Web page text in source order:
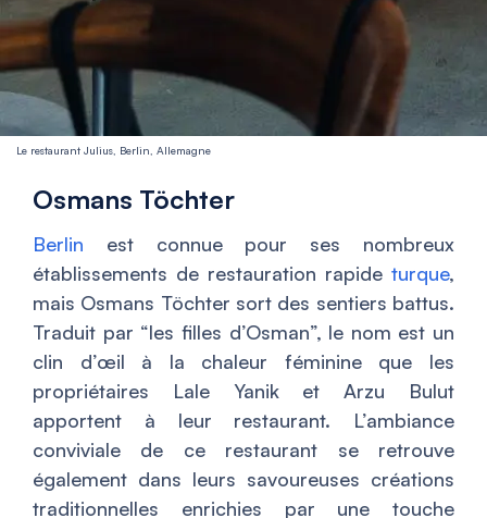
Le restaurant Julius, Berlin, Allemagne
Osmans Töchter
Berlin est connue pour ses nombreux
établissements de restauration rapide turque,
mais Osmans Töchter sort des sentiers battus.
Traduit par “les filles d’Osman”, le nom est un
clin d’œil à la chaleur féminine que les
propriétaires Lale Yanik et Arzu Bulut
apportent à leur restaurant. L’ambiance
conviviale de ce restaurant se retrouve
également dans leurs savoureuses créations
traditionnelles enrichies par une touche